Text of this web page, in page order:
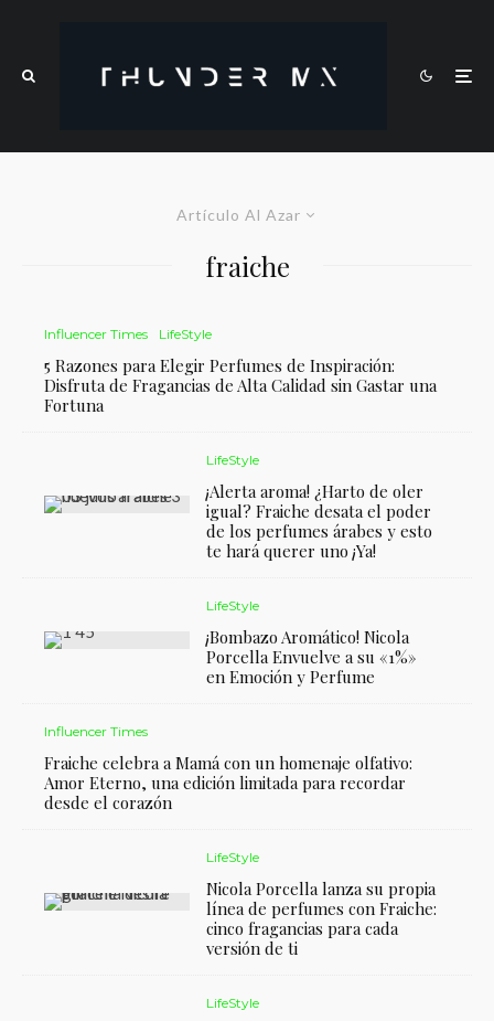
Artículo Al Azar
fraiche
Influencer Times LifeStyle
5 Razones para Elegir Perfumes de Inspiración:
Disfruta de Fragancias de Alta Calidad sin Gastar una
Fortuna
LifeStyle
¡Alerta aroma! ¿Harto de oler
igual? Fraiche desata el poder
de los perfumes árabes y esto
te hará querer uno ¡Ya!
LifeStyle
¡Bombazo Aromático! Nicola
Porcella Envuelve a su «1%»
en Emoción y Perfume
Influencer Times
Fraiche celebra a Mamá con un homenaje olfativo:
Amor Eterno, una edición limitada para recordar
desde el corazón
LifeStyle
Nicola Porcella lanza su propia
línea de perfumes con Fraiche:
cinco fragancias para cada
versión de ti
LifeStyle